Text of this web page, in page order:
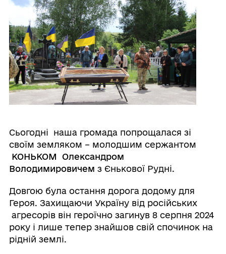
Сьогодні наша громада попрощалася зі
своїм земляком – молодшим сержантом
КОНЬКОМ Олександром
Володимировичем з Єнькової Рудні.
Довгою була остання дорога додому для
Героя. Захищаючи Україну від російських
агресорів він героїчно загинув 8 серпня 2024
року і лише тепер знайшов свій спочинок на
рідній землі.